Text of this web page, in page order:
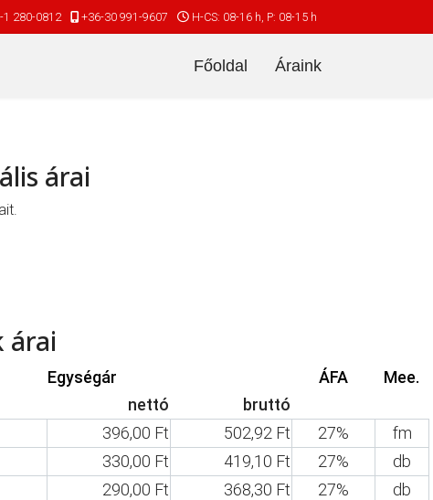
1 280-0812 +36-30 991-9607 H-CS: 08-16 h, P: 08-15 h
Főoldal Áraink
árai
árai
Egységár ÁFA
Mee.
nettó
bruttó
396,00 Ft 502,92 Ft 27%
fm
330,00 Ft 419,10 Ft 27%
db
290,00 Ft 368,30 Ft 27%
db